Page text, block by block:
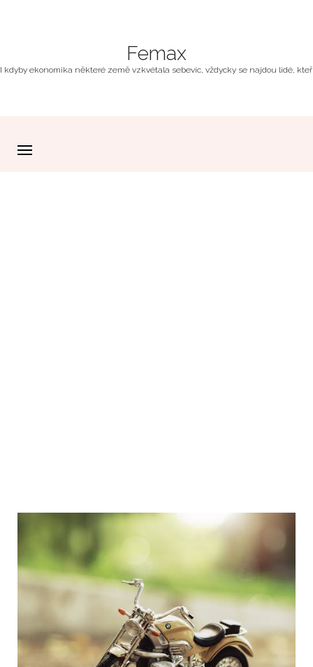
Femax
I kdyby ekonomika některé země vzkvétala sebevíc, vždycky se najdou lidé,
PRODUKTY